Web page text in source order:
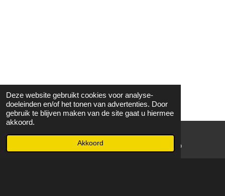
Deze website gebruikt cookies voor analyse-
doeleinden en/of het tonen van advertenties. Door
gebruik te blijven maken van de site gaat u hiermee
akkoord.
Akkoord WhatsApp